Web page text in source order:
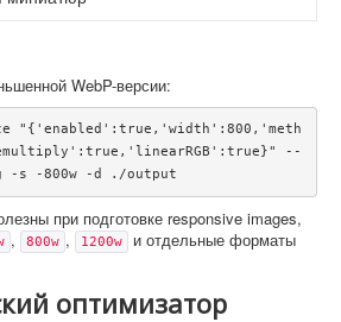
WebP-версии:
"{'enabled':true,'width':800,'meth
--
-s -800w -d ./output
при подготовке responsive images,
, 800w , 1200w
и отдельные форматы
оптимизатор